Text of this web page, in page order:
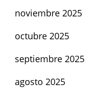
noviembre 2025
octubre 2025
septiembre 2025
agosto 2025